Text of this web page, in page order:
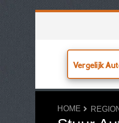
Vergelijk
HOME